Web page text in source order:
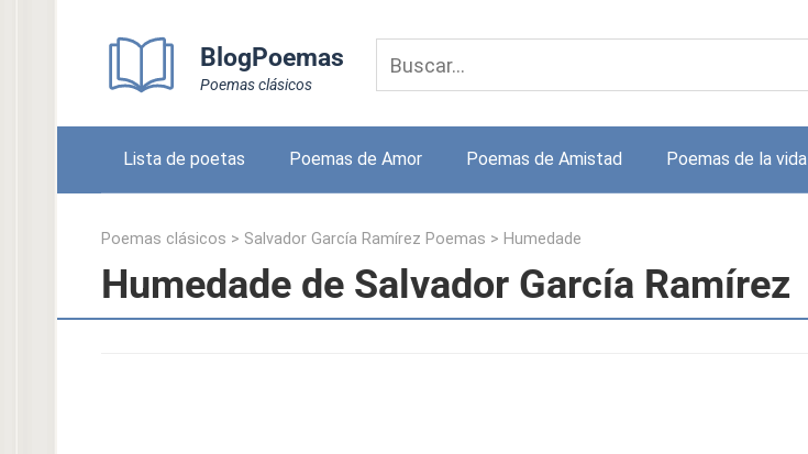
BlogPoemas
Poemas clásicos
Lista de poetas Poemas de Amor Poemas de Amistad Poemas de la vida
Poemas clásicos > Salvador García Ramírez Poemas > Humedade
Humedade de Salvador García Ramírez